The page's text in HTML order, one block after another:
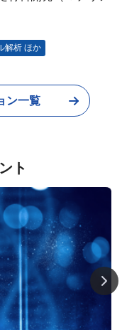
解析 ほか
ン一覧
ト